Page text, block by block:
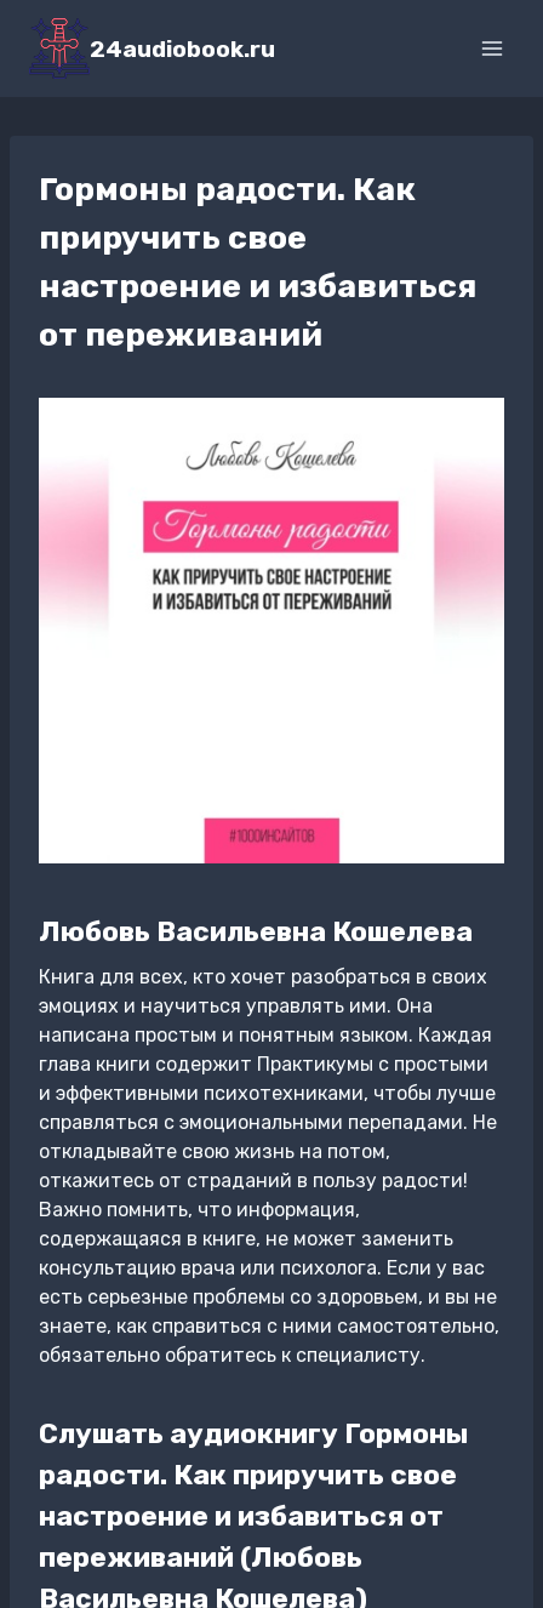
Перейти
содержимому
24audiobook.ru
Гормоны радости. Как
приручить свое
настроение и избавиться
от переживаний
Любовь Васильевна Кошелева
Книга для всех, кто хочет разобраться в своих
эмоциях и научиться управлять ими. Она
написана простым и понятным языком. Каждая
глава книги содержит Практикумы с простыми
и эффективными психотехниками, чтобы лучше
справляться с эмоциональными перепадами. Не
откладывайте свою жизнь на потом,
откажитесь от страданий в пользу радости!
Важно помнить, что информация,
содержащаяся в книге, не может заменить
консультацию врача или психолога. Если у вас
есть серьезные проблемы со здоровьем, и вы не
знаете, как справиться с ними самостоятельно,
обязательно обратитесь к специалисту.
Слушать аудиокнигу Гормоны
радости. Как приручить свое
настроение и избавиться от
переживаний (Любовь
Васильевна Кошелева)